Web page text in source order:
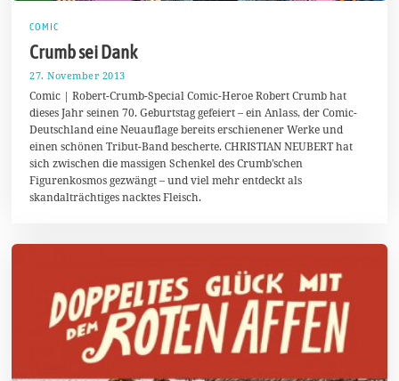
COMIC
Crumb sei Dank
27. November 2013
.
D
e
z
e
m
b
e
1
Comic | Robert-Crumb-Special Comic-Heroe Robert Crumb hat
dieses Jahr seinen 70. Geburtstag gefeiert – ein Anlass, der Comic-
Deutschland eine Neuauflage bereits erschienener Werke und
einen schönen Tribut-Band bescherte. CHRISTIAN NEUBERT hat
sich zwischen die massigen Schenkel des Crumb’schen
Figurenkosmos gezwängt – und viel mehr entdeckt als
skandalträchtiges nacktes Fleisch.